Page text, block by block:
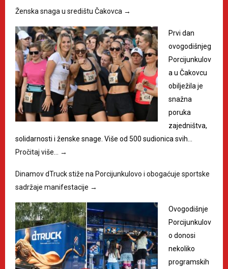
Ženska snaga u središtu Čakovca →
Prvi dan
ovogodišnjeg
Porcijunkulov
a u Čakovcu
obilježila je
snažna
poruka
zajedništva,
solidarnosti i ženske snage. Više od 500 sudionica svih…
Pročitaj više… →
Dinamov dTruck stiže na Porcijunkulovo i obogaćuje sportske
sadržaje manifestacije →
Ovogodišnje
Porcijunkulov
o donosi
nekoliko
programskih